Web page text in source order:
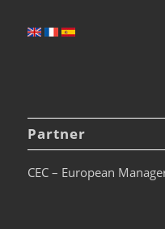
Partner
CEC – European